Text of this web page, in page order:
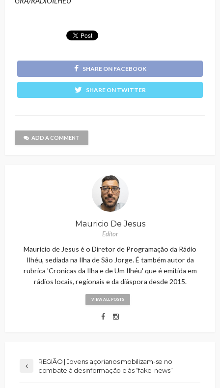
SHARE ON FACEBOOK
SHARE ON TWITTER
ADD A COMMENT
Mauricio De Jesus
Editor
Maurício de Jesus é o Diretor de Programação da Rádio
Ilhéu, sediada na Ilha de São Jorge. É também autor da
rubrica 'Cronicas da Ilha e de Um Ilhéu' que é emitida em
rádios locais, regionais e da diáspora desde 2015.
VIEW ALL POSTS
REGIÃO | Jovens açorianos mobilizam-se no
combate à desinformação e às “fake-news”